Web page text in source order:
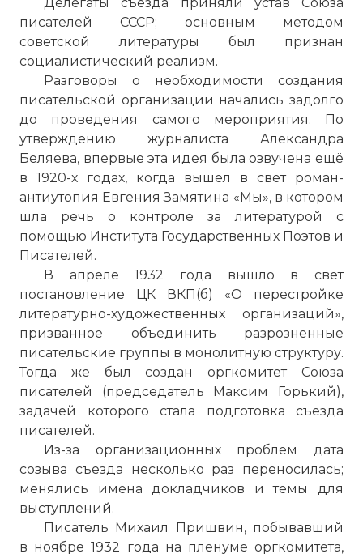
писателей СССР; основным методом
советской литературы был признан
социалистический реализм.
Разговоры о необходимости создания
писательской организации начались задолго
до проведения самого мероприятия. По
утверждению журналиста Александра
Беляева, впервые эта идея была озвучена ещё
в 1920-х годах, когда вышел в свет роман-
антиутопия Евгения Замятина «Мы», в котором
шла речь о контроле за литературой с
помощью Института Государственных Поэтов и
Писателей.
В апреле 1932 года вышло в свет
постановление ЦК ВКП(б) «О перестройке
литературно-художественных организаций»,
призванное объединить разрозненные
писательские группы в монолитную структуру.
Тогда же был создан оргкомитет Союза
писателей (председатель Максим Горький),
задачей которого стала подготовка съезда
писателей.
Из-за организационных проблем дата
созыва съезда несколько раз переносилась;
менялись имена докладчиков и темы для
выступлений.
Писатель Михаил Пришвин, побывавший
в ноябре 1932 года на пленуме оргкомитета,